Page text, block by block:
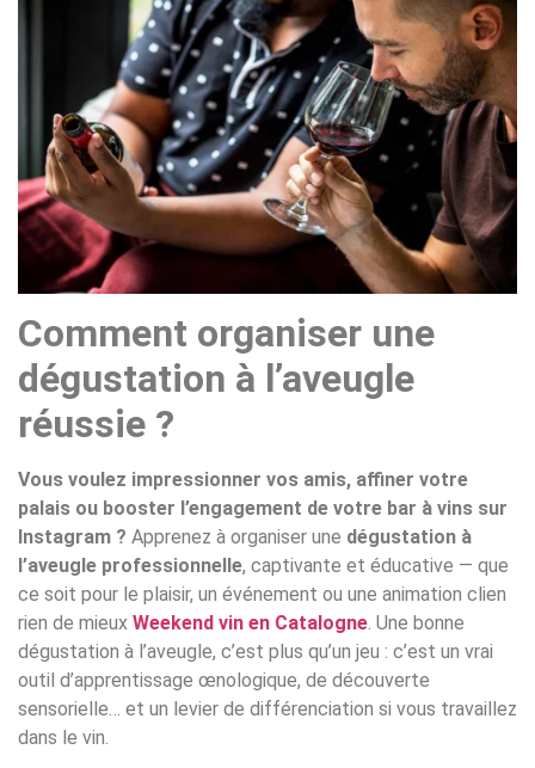
Comment organiser une
dégustation à l’aveugle
réussie ?
Vous voulez impressionner vos amis, affiner votre
palais ou booster l’engagement de votre bar à vins sur
Instagram ? Apprenez à organiser une dégustation à
l’aveugle professionnelle, captivante et éducative — que
ce soit pour le plaisir, un événement ou une animation clien
rien de mieux Weekend vin en Catalogne. Une bonne
dégustation à l’aveugle, c’est plus qu’un jeu : c’est un vrai
outil d’apprentissage œnologique, de découverte
sensorielle… et un levier de différenciation si vous travaillez
dans le vin.